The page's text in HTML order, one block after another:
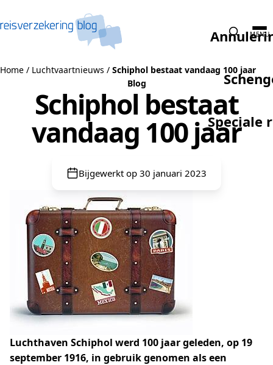
Speciale
MENU
Home / Luchtvaartnieuws / Schiphol bestaat vandaag 100 jaar
Blog
Schiphol bestaat
vandaag 100 jaar
Bijgewerkt op 30 januari 2023
Luchthaven Schiphol werd 100 jaar geleden, op 19
september 1916, in gebruik genomen als een